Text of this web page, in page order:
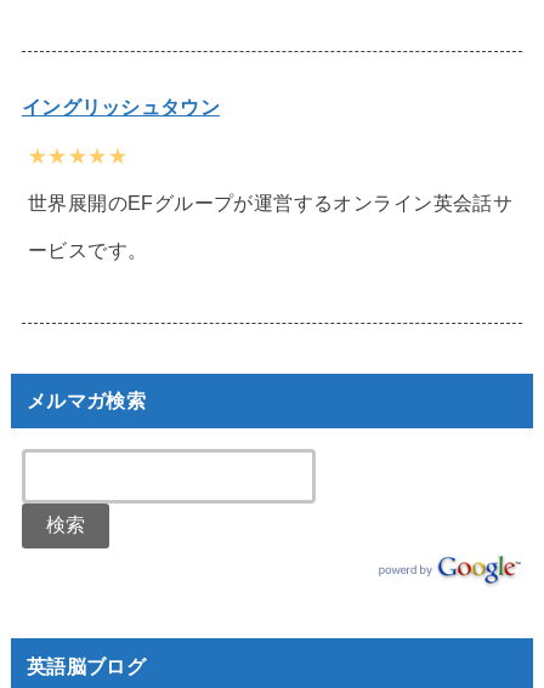
イングリッシュタウン
★★★★★
世界展開のEFグループが運営するオンライン英会話サ
ービスです。
メルマガ検索
英語脳ブログ